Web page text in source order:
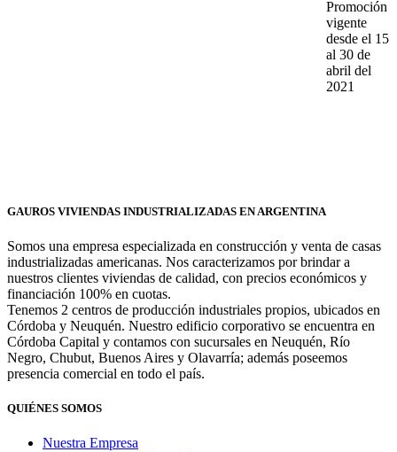
Promoción
vigente
desde el 15
al 30 de
abril del
2021
GAUROS VIVIENDAS INDUSTRIALIZADAS EN ARGENTINA
Somos una empresa especializada en construcción y venta de casas
industrializadas americanas. Nos caracterizamos por brindar a
nuestros clientes viviendas de calidad, con precios económicos y
financiación 100% en cuotas.
Tenemos 2 centros de producción industriales propios, ubicados en
Córdoba y Neuquén. Nuestro edificio corporativo se encuentra en
Córdoba Capital y contamos con sucursales en Neuquén, Río
Negro, Chubut, Buenos Aires y Olavarría; además poseemos
presencia comercial en todo el país.
QUIÉNES SOMOS
Nuestra Empresa